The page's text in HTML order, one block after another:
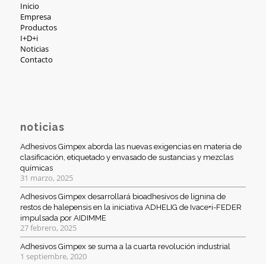
Inicio
Empresa
Productos
I+D+i
Noticias
Contacto
noticias
Adhesivos Gimpex aborda las nuevas exigencias en materia de
clasificación, etiquetado y envasado de sustancias y mezclas
químicas
31 marzo, 2025
Adhesivos Gimpex desarrollará bioadhesivos de lignina de
restos de halepensis en la iniciativa ADHELIG de Ivace+i-FEDER
impulsada por AIDIMME
27 febrero, 2025
Adhesivos Gimpex se suma a la cuarta revolución industrial
1 septiembre, 2020